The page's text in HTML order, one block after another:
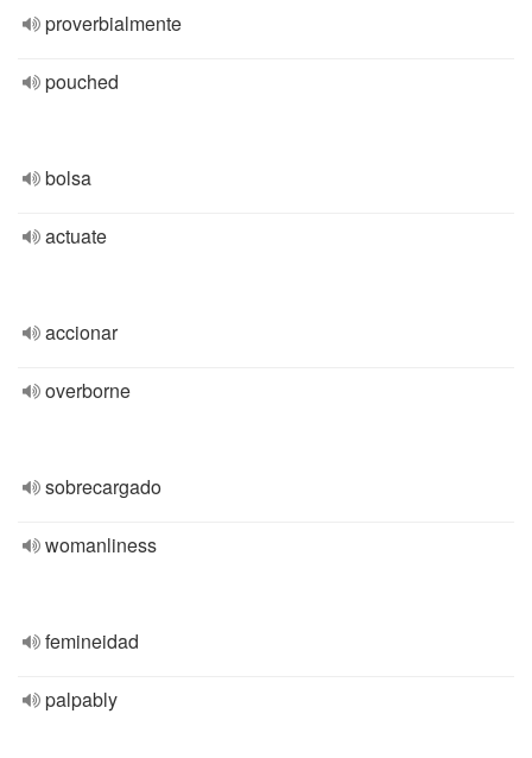
proverbialmente
pouched
bolsa
actuate
accionar
overborne
sobrecargado
womanliness
femineidad
palpably